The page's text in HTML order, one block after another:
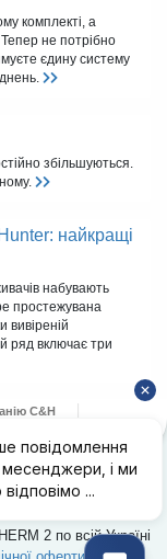
комплекті, а
не потрібно
єдину систему
збільшуються.
найкращі
набувають
простежувана
вивіреній
ряд включає три
C&H
в Україні. Продаж,
Офіційний дилер
2 по всій Україні